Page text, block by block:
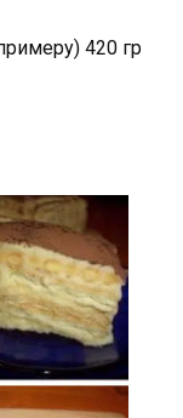
420 гр